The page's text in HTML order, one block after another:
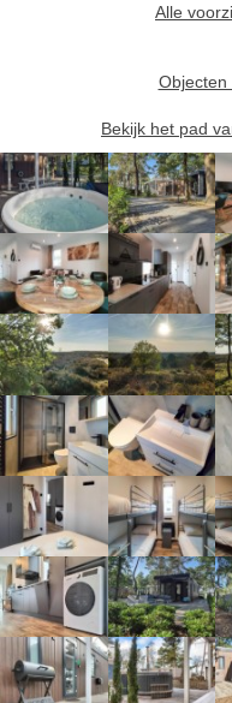
Alle
Objecten
Bekijk het pad